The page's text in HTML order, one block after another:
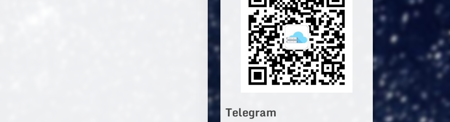
Telegram